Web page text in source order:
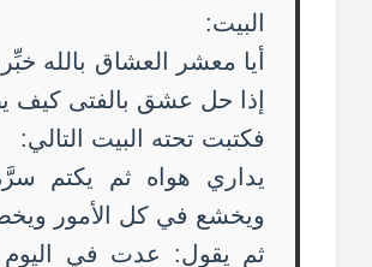
البيت:
أيا معشر العشاق بالله
إذا حل عشق بالفتى كيف
فكتبت تحته البيت التالي:
يداري هواه ثم يكتم
ويخشع في كل الأمور
ثم يقول: عدت في اليوم